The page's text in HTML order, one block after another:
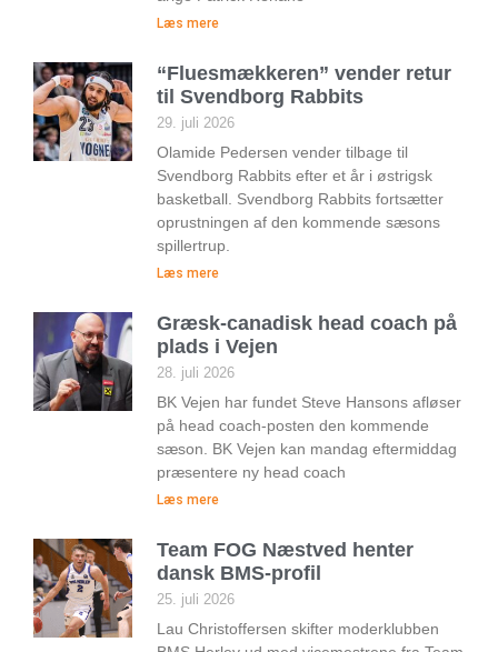
Læs mere
“Fluesmækkeren” vender retur
til Svendborg Rabbits
29. juli 2026
Olamide Pedersen vender tilbage til
Svendborg Rabbits efter et år i østrigsk
basketball. Svendborg Rabbits fortsætter
oprustningen af den kommende sæsons
spillertrup.
Læs mere
Græsk-canadisk head coach på
plads i Vejen
28. juli 2026
BK Vejen har fundet Steve Hansons afløser
på head coach-posten den kommende
sæson. BK Vejen kan mandag eftermiddag
præsentere ny head coach
Læs mere
Team FOG Næstved henter
dansk BMS-profil
25. juli 2026
Lau Christoffersen skifter moderklubben